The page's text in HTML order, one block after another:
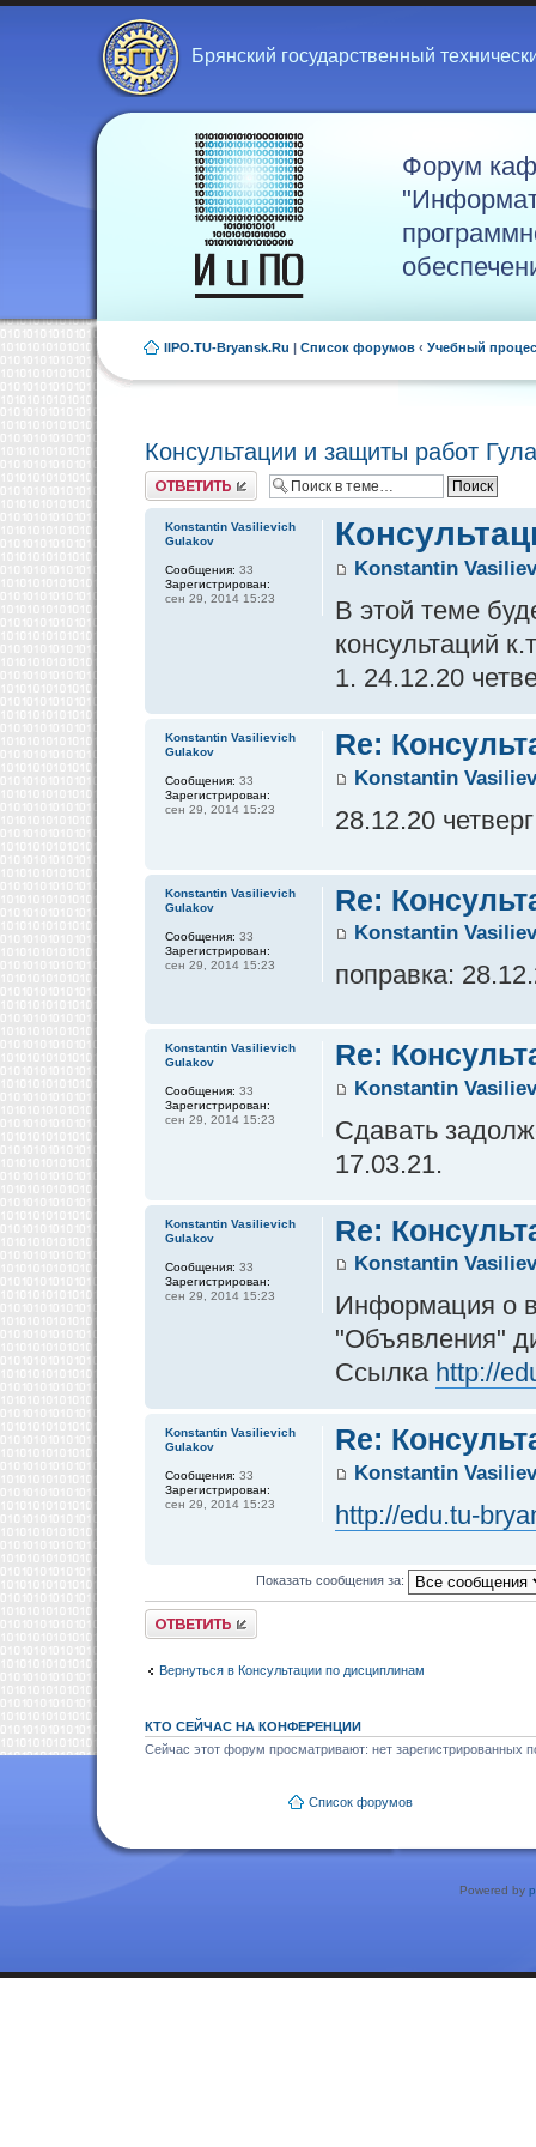
Брянский государственный
Форум
IIPO.TU-Bryansk.Ru | Список форумов ‹ Учебный
Консультации и защиты работ
Ответить
Konstantin
В этой теме
консультаций
1. 24.12.20
Konstantin Vasilievich
Gulakov
Сообщения: 33
Зарегистрирован:
сен 29, 2014 15:23
Re:
Konstantin
28.12.20
Konstantin Vasilievich
Gulakov
Сообщения: 33
Зарегистрирован:
сен 29, 2014 15:23
Re:
Konstantin
поправка:
Konstantin Vasilievich
Gulakov
Сообщения: 33
Зарегистрирован:
сен 29, 2014 15:23
Re:
Konstantin
Сдавать
17.03.21.
Konstantin Vasilievich
Gulakov
Сообщения: 33
Зарегистрирован:
сен 29, 2014 15:23
Re:
Konstantin
Информация о
"Объявления"
Ссылка http://
Konstantin Vasilievich
Gulakov
Сообщения: 33
Зарегистрирован:
сен 29, 2014 15:23
Re:
Konstantin
http://edu.tu-
Konstantin Vasilievich
Gulakov
Сообщения: 33
Зарегистрирован:
сен 29, 2014 15:23
Показать сообщения за:
Ответить
Вернуться в Консультации по дисциплинам
КТО СЕЙЧАС НА КОНФЕРЕНЦИИ
Сейчас этот форум просматривают: нет зарегистрированных
Список форумов
Powered by